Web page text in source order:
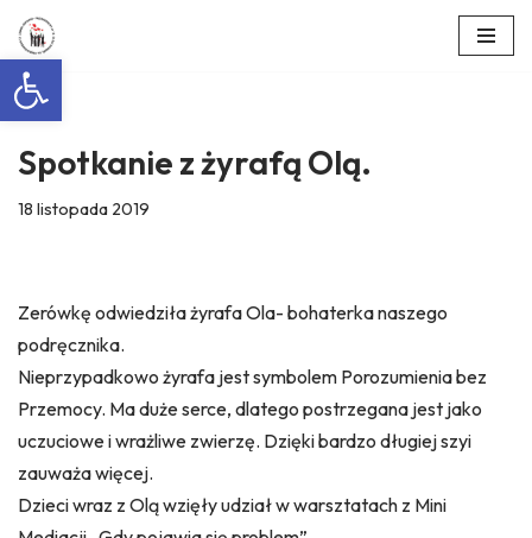
Otwórz pasek narzędzi
Przejdź
do
Spotkanie z żyrafą Olą.
18 listopada 2019
Zerówkę odwiedziła żyrafa Ola- bohaterka naszego
podręcznika.
Nieprzypadkowo żyrafa jest symbolem Porozumienia bez
Przemocy. Ma duże serce, dlatego postrzegana jest jako
uczuciowe i wrażliwe zwierzę. Dzięki bardzo długiej szyi
zauważa więcej.
Dzieci wraz z Olą wzięły udział w warsztatach z Mini